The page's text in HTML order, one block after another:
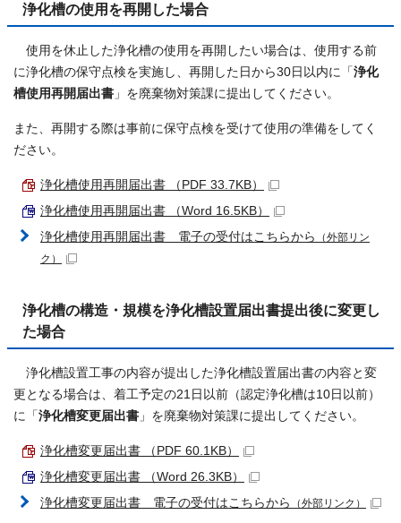
浄化槽の使用を再開した場合
使用を休止した浄化槽の使用を再開したい場合は、使用する前
に浄化槽の保守点検を実施し、再開した日から30日以内に「 浄化
槽使用再開届出書 」を廃棄物対策課に提出してください。
また、再開する際は事前に保守点検を受けて使用の準備をしてく
ださい。
浄化槽使用再開届出書 （PDF 33.7KB）
浄化槽使用再開届出書 （Word 16.5KB）
浄化槽使用再開届出書 電子の受付はこちらから
（外部リン
ク）
浄化槽の構造・規模を浄化槽設置届出書提出後に変更し
た場合
浄化槽設置工事の内容が提出した浄化槽設置届出書の内容と変
更となる場合は、着工予定の21日以前（認定浄化槽は10日以前）
に「 浄化槽変更届出書 」を廃棄物対策課に提出してください。
浄化槽変更届出書 （PDF 60.1KB）
浄化槽変更届出書 （Word 26.3KB）
浄化槽変更届出書 電子の受付はこちらから
（外部リンク）